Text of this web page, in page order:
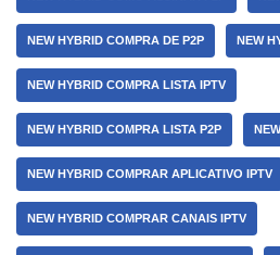
NEW HYBRID COMPRA DE P2P NEW
NEW HYBRID COMPRA LISTA IPTV
NEW HYBRID COMPRA LISTA P2P
NEW HYBRID COMPRAR APLICATIVO IPTV
NEW HYBRID COMPRAR CANAIS IPTV